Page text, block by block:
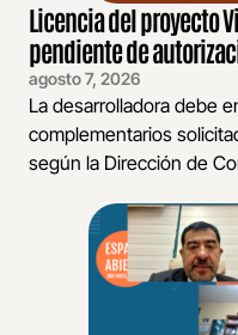
Licencia del proyecto
pendiente de
agosto 7, 2026
La desarrolladora debe
complementarios
según la Dirección de